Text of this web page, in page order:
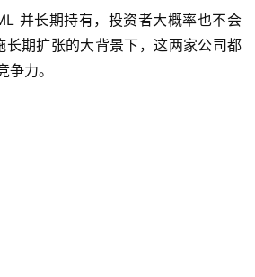
并长期持有，投资者大概率也不会
期扩张的大背景下，这两家公司都
力。